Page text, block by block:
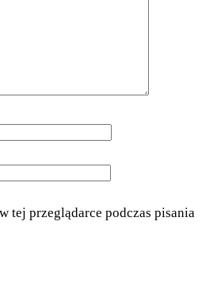
tej przeglądarce podczas pisania